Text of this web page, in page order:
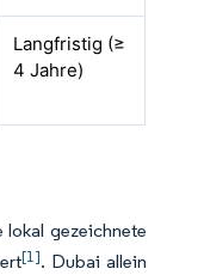
Langfristig (≥
4 Jahre)
lokal gezeichnete
[1]. Dubai allein